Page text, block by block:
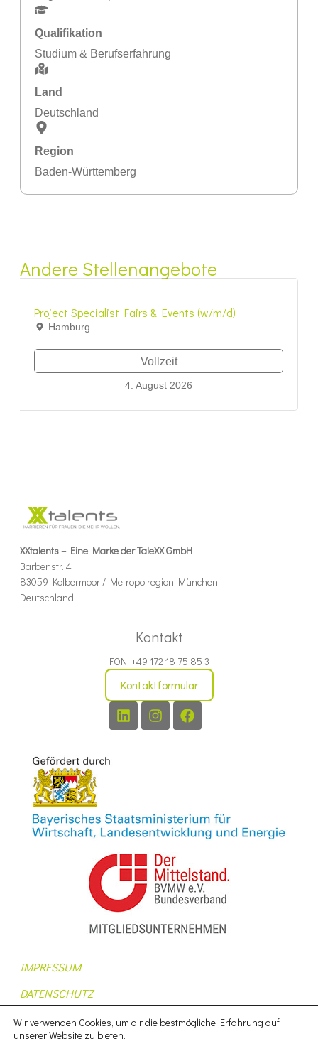
Qualifikation
Studium & Berufserfahrung
Land
Deutschland
Region
Baden-Württemberg
Andere Stellenangebote
Project Specialist Fairs & Events (w/m/d)
Hamburg
Vollzeit
4. August 2026
XXtalents – Eine Marke der TaleXX GmbH
Barbenstr. 4
83059 Kolbermoor / Metropolregion München
Deutschland
Kontakt
FON: +49 172 18 75 85 3
Kontaktformular
IMPRESSUM
DATENSCHUTZ
AUFTRAGSDATENVERARBEITUNG
Wir verwenden Cookies, um dir die bestmögliche Erfahrung auf
unserer Website zu bieten.